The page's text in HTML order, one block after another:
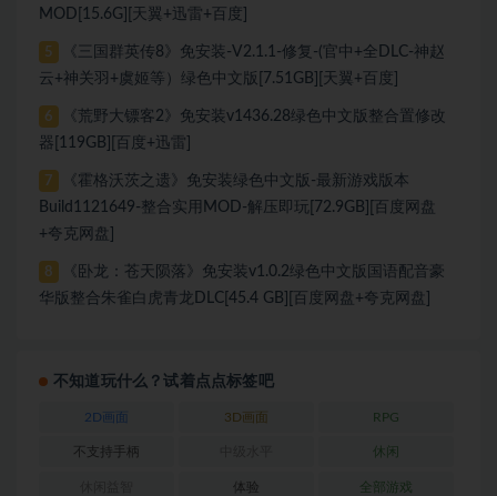
MOD[15.6G][天翼+迅雷+百度]
5
《三国群英传8》免安装-V2.1.1-修复-(官中+全DLC-神赵
云+神关羽+虞姬等）绿色中文版[7.51GB][天翼+百度]
6
《荒野大镖客2》免安装v1436.28绿色中文版整合置修改
器[119GB][百度+迅雷]
7
《霍格沃茨之遗》免安装绿色中文版-最新游戏版本
Build1121649-整合实用MOD-解压即玩[72.9GB][百度网盘
+夸克网盘]
8
《卧龙：苍天陨落》免安装v1.0.2绿色中文版国语配音豪
华版整合朱雀白虎青龙DLC[45.4 GB][百度网盘+夸克网盘]
不知道玩什么？试着点点标签吧
2D画面 3D画面 RPG
不支持手柄 休闲
体验 全部游戏